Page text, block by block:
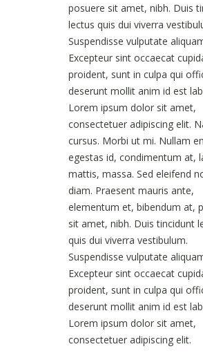
posuere sit amet, nibh. Duis
lectus quis dui viverra
Suspendisse vulputate
Excepteur sint occaecat
proident, sunt in culpa qui
deserunt mollit anim id est
Lorem ipsum dolor sit amet,
consectetuer adipiscing elit.
cursus. Morbi ut mi. Nullam
egestas id, condimentum at,
mattis, massa. Sed eleifend
diam. Praesent mauris ante,
elementum et, bibendum at,
sit amet, nibh. Duis tincidunt
quis dui viverra vestibulum.
Suspendisse vulputate
Excepteur sint occaecat
proident, sunt in culpa qui
deserunt mollit anim id est
Lorem ipsum dolor sit amet,
consectetuer adipiscing elit.